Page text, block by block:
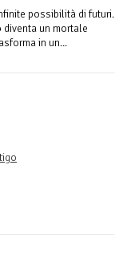
possibilità di futuri.
un mortale
in un...